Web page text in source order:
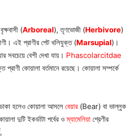
(Arboreal), তৃণভোজী (Herbivore)
এই প্রাণীর পেট থলিযুক্ত (Marsupial)।
সবচেয়ে বেশী দেখা যায়। Phascolarcitdae
কোয়ালা বর্তমানে রয়েছে। কোয়ালা সম্পর্কে
হলেও কোয়ালা আসলে বেয়ার (Bear) বা ভাল্লুক
দুটি ইকর্ডাটা পর্বের ওম্যামেলিয়া শ্রেণীর